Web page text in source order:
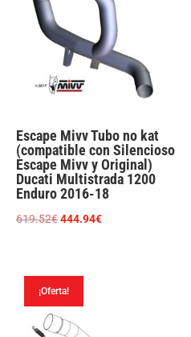
Escape Mivv Tubo no kat
(compatible con Silencioso
Escape Mivv y Original)
Ducati Multistrada 1200
Enduro 2016-18
619.52€El
era:
444.94€El
¡Oferta!